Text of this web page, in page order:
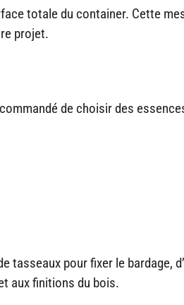
totale du container. Cette
projet.
de choisir des
tasseaux pour fixer le bardage,
aux finitions du bois.